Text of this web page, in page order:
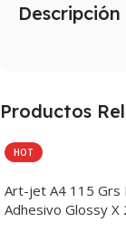
Descripción
Productos
HOT
Art-jet A4 115 Grs
Adhesivo Glossy X